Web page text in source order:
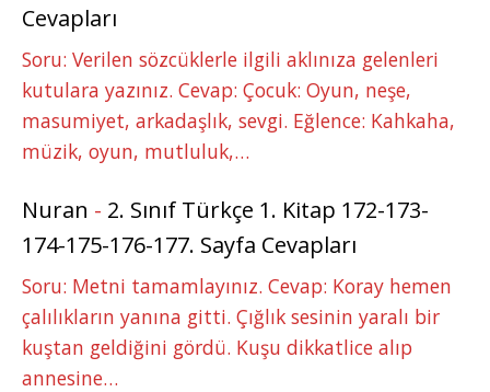
Cevapları
Soru: Verilen sözcüklerle ilgili aklınıza gelenleri
kutulara yazınız. Cevap: Çocuk: Oyun, neşe,
masumiyet, arkadaşlık, sevgi. Eğlence: Kahkaha,
müzik, oyun, mutluluk,…
Nuran - 2. Sınıf Türkçe 1. Kitap 172-173-
174-175-176-177. Sayfa Cevapları
Soru: Metni tamamlayınız. Cevap: Koray hemen
çalılıkların yanına gitti. Çığlık sesinin yaralı bir
kuştan geldiğini gördü. Kuşu dikkatlice alıp
annesine…